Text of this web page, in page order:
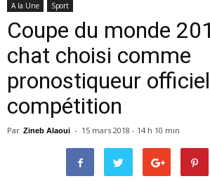
A la Une Sport
Coupe du monde
chat choisi comme
pronostiqueur
compétition
Par Zineb Alaoui - 15 mars 2018 - 14 h 10 min